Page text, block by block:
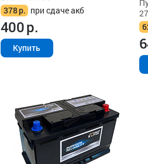
378р. при сдаче акб
400р.
Купить